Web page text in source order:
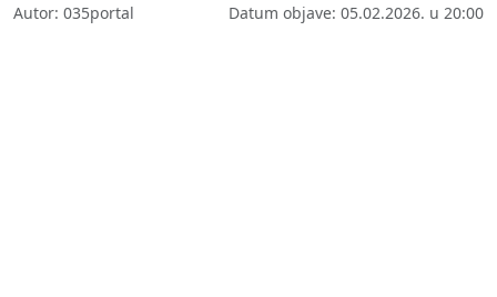
Autor: 035portal Datum objave: 05.02.2026. u 20:00